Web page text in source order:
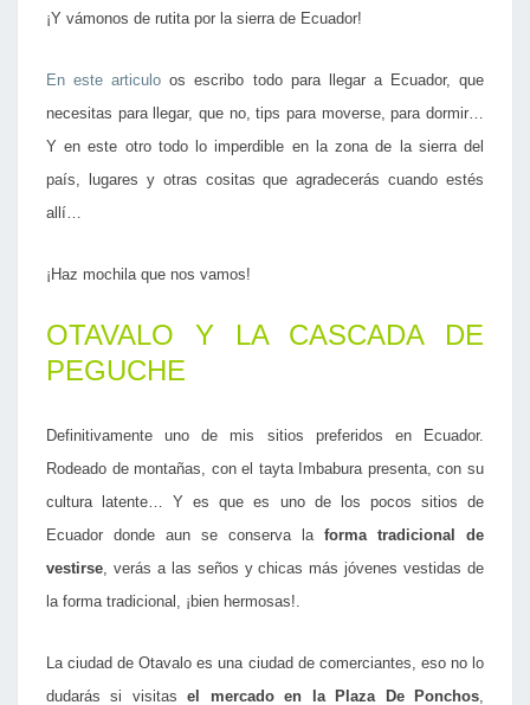
E
A
,
E
C
¡Y vámonos de rutita por la sierra de Ecuador!
En este articulo os escribo todo para llegar a Ecuador, que
necesitas para llegar, que no, tips para moverse, para dormir…
Y en este otro todo lo imperdible en la zona de la sierra del
país, lugares y otras cositas que agradecerás cuando estés
allí…
¡Haz mochila que nos vamos!
OTAVALO Y LA CASCADA DE
PEGUCHE
Definitivamente uno de mis sitios preferidos en Ecuador.
Rodeado de montañas, con el tayta Imbabura presenta, con su
cultura latente… Y es que es uno de los pocos sitios de
Ecuador donde aun se conserva la forma tradicional de
vestirse, verás a las seños y chicas más jóvenes vestidas de
la forma tradicional, ¡bien hermosas!.
La ciudad de Otavalo es una ciudad de comerciantes, eso no lo
dudarás si visitasel mercado en la Plaza De Ponchos,